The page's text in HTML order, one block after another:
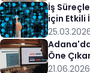
İş
için Etkili
Öne
21.06.2026